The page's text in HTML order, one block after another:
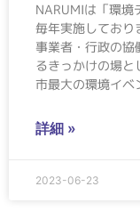
NARUMIは「環境
毎年実施しており
事業者・行政の協
るきっかけの場
市最大の環境イベ
詳細 »
2023-06-23